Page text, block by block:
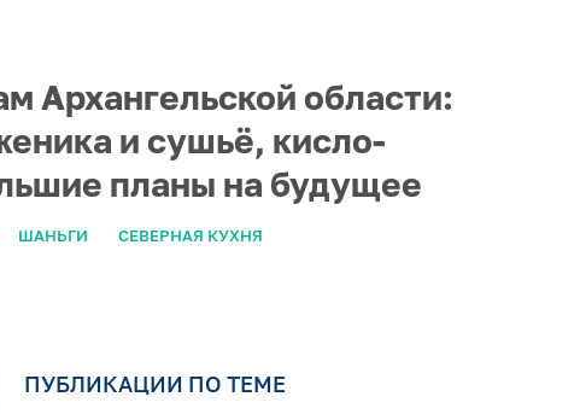
Архангельской области:
и сушьё, кисло-
планы на будущее
ШАНЬГИ СЕВЕРНАЯ КУХНЯ
ПУБЛИКАЦИИ ПО ТЕМЕ